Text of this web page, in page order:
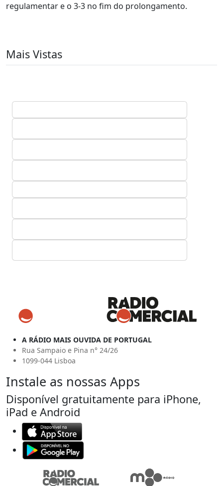
regulamentar e o 3-3 no fim do prolongamento.
Mais Vistas
A RÁDIO MAIS OUVIDA DE PORTUGAL
Rua Sampaio e Pina n° 24/26
1099-044 Lisboa
Instale as nossas Apps
Disponível gratuitamente para iPhone,
iPad e Android